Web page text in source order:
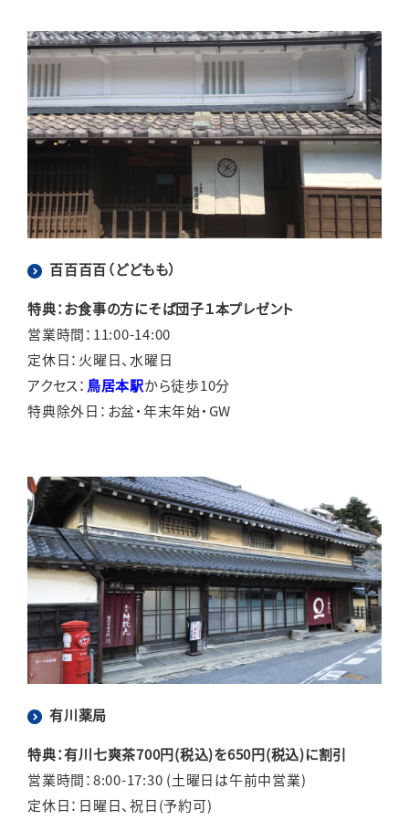
百百百百（どどもも）
特典：お食事の方にそば団子１本プレゼント
営業時間：11:00-14:00
定休日：火曜日、水曜日
アクセス： 鳥居本駅から徒歩10分
特典除外日：お盆・年末年始・GW
有川薬局
特典：有川七爽茶700円(税込)を650円(税込)に割引
営業時間：8:00-17:30 (土曜日は午前中営業)
定休日：日曜日、祝日(予約可)